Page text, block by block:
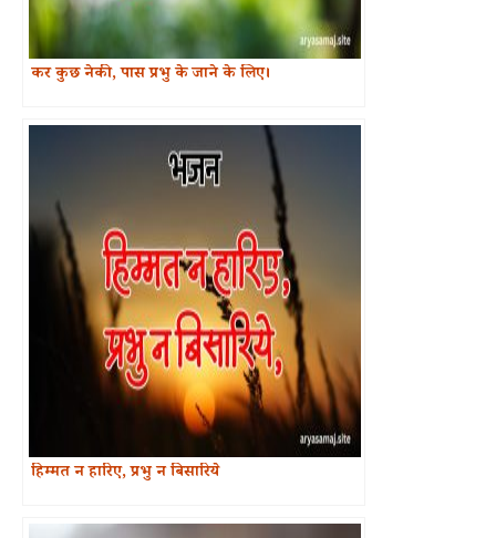
कर कुछ नेकी, पास प्रभु के जाने के लिए।
हिम्मत न हारिए, प्रभु न बिसारिये